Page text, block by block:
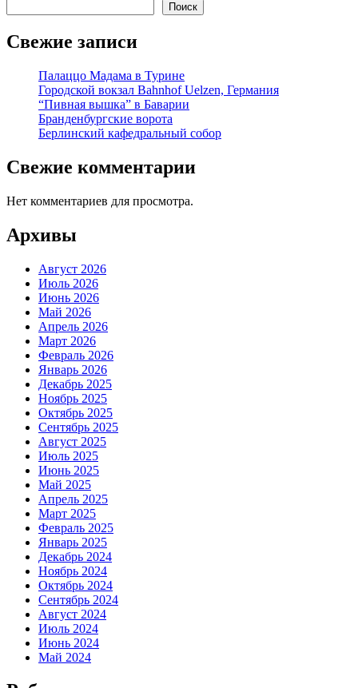
Поиск
Свежие записи
Палаццо Мадама в Турине
Городской вокзал Bahnhof Uelzen, Германия
“Пивная вышка” в Баварии
Бранденбургские ворота
Берлинский кафедральный собор
Свежие комментарии
Нет комментариев для просмотра.
Архивы
Август 2026
Июль 2026
Июнь 2026
Май 2026
Апрель 2026
Март 2026
Февраль 2026
Январь 2026
Декабрь 2025
Ноябрь 2025
Октябрь 2025
Сентябрь 2025
Август 2025
Июль 2025
Июнь 2025
Май 2025
Апрель 2025
Март 2025
Февраль 2025
Январь 2025
Декабрь 2024
Ноябрь 2024
Октябрь 2024
Сентябрь 2024
Август 2024
Июль 2024
Июнь 2024
Май 2024